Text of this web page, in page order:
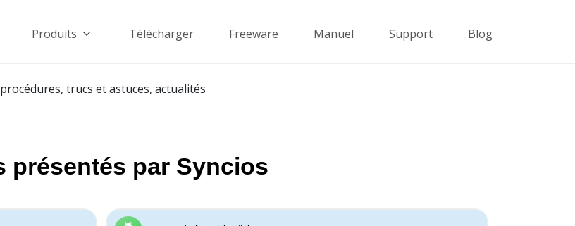
Produits Télécharger Freeware Manuel Support Blog
trucs et astuces, actualités
présentés par Syncios